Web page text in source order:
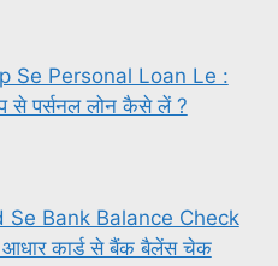
Se Personal Loan Le :
से पर्सनल लोन कैसे लें ?
Se Bank Balance Check
कार्ड से बैंक बैलेंस चेक